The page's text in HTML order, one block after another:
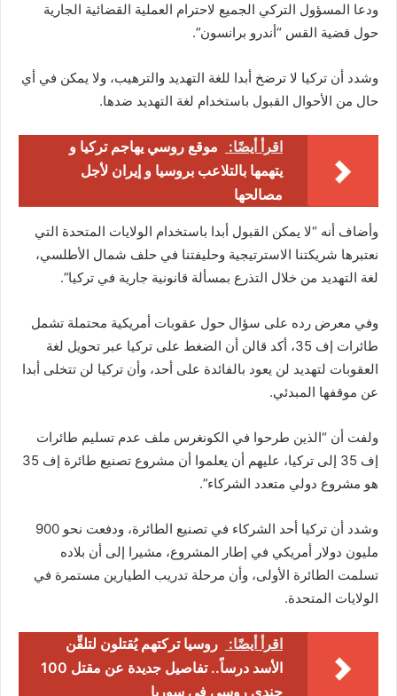
ودعا المسؤول التركي الجميع لاحترام العملية القضائية الجارية
حول قضية القس “أندرو برانسون”.
وشدد أن تركيا لا ترضخ أبدا للغة التهديد والترهيب، ولا يمكن في أي
حال من الأحوال القبول باستخدام لغة التهديد ضدها.
اقرأ أيضًا:
موقع روسي يهاجم تركيا و
يتهمها بالتلاعب بروسيا و إيران لأجل
مصالحها
وأضاف أنه “لا يمكن القبول أبدا باستخدام الولايات المتحدة التي
نعتبرها شريكتنا الاسترتيجية وحليفتنا في حلف شمال الأطلسي،
لغة التهديد من خلال التذرع بمسألة قانونية جارية في تركيا”.
وفي معرض رده على سؤال حول عقوبات أمريكية محتملة تشمل
طائرات إف 35، أكد قالن أن الضغط على تركيا عبر تحويل لغة
العقوبات لتهديد لن يعود بالفائدة على أحد، وأن تركيا لن تتخلى أبدا
عن موقفها المبدئي.
ولفت أن “الذين طرحوا في الكونغرس ملف عدم تسليم طائرات
إف 35 إلى تركيا، عليهم أن يعلموا أن مشروع تصنيع طائرة إف 35
هو مشروع دولي متعدد الشركاء”.
وشدد أن تركيا أحد الشركاء في تصنيع الطائرة، ودفعت نحو 900
مليون دولار أمريكي في إطار المشروع، مشيرا إلى أن بلاده
تسلمت الطائرة الأولى، وأن مرحلة تدريب الطيارين مستمرة في
الولايات المتحدة.
اقرأ أيضًا:
روسيا تركتهم يُقتلون لتلقِّن
الأسد درساً.. تفاصيل جديدة عن مقتل 100
جندي روسي في سوريا